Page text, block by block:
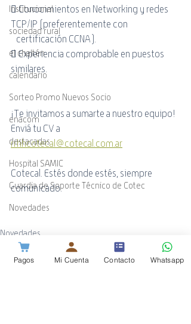
Institucional
sociedad rural
el chaltén
calendario
Sorteo Promo Nuevos Socio
enacom
destacadas
Hospital SAMIC
Guardia de Soporte Técnico de Cotec
Novedades
 Conocimientos en Networking y redes
TCP/IP (preferentemente con
   certificación CCNA).
 Experiencia comprobable en puestos
similares.
¡Te invitamos a sumarte a nuestro equipo!
Enviá tu CV a
rrhhcotecal@cotecal.com.ar
Cotecal. Estés donde estés, siempre
comunicado.
Novedades
Institucional
Pagos Mi Cuenta Contacto Whatsapp